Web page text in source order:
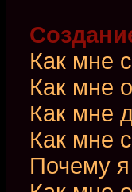
Как мне
Как мне
Как мне
Как мне
Почему я